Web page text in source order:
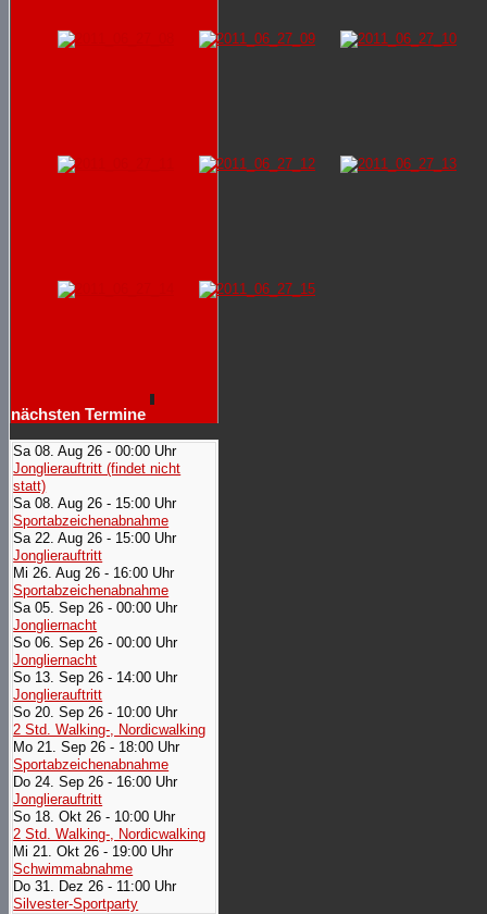
nächsten Termine
Sa 08. Aug 26 - 00:00 Uhr
Jonglierauftritt (findet nicht
statt)
Sa 08. Aug 26 - 15:00 Uhr
Sportabzeichenabnahme
Sa 22. Aug 26 - 15:00 Uhr
Jonglierauftritt
Mi 26. Aug 26 - 16:00 Uhr
Sportabzeichenabnahme
Sa 05. Sep 26 - 00:00 Uhr
Jongliernacht
So 06. Sep 26 - 00:00 Uhr
Jongliernacht
So 13. Sep 26 - 14:00 Uhr
Jonglierauftritt
So 20. Sep 26 - 10:00 Uhr
2 Std. Walking-, Nordicwalking
Mo 21. Sep 26 - 18:00 Uhr
Sportabzeichenabnahme
Do 24. Sep 26 - 16:00 Uhr
Jonglierauftritt
So 18. Okt 26 - 10:00 Uhr
2 Std. Walking-, Nordicwalking
Mi 21. Okt 26 - 19:00 Uhr
Schwimmabnahme
Do 31. Dez 26 - 11:00 Uhr
Silvester-Sportparty